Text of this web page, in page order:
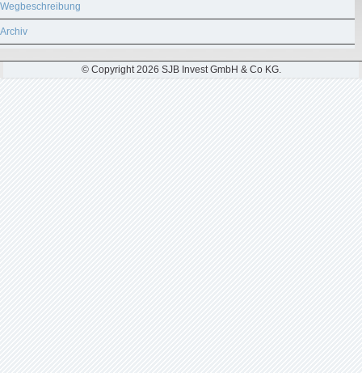
Wegbeschreibung
Archiv
© Copyright 2026 SJB Invest GmbH & Co KG.